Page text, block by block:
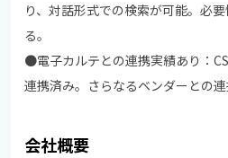
り、対話形式での検索が可能。必
る。
●電子カルテとの連携実績あり：
連携済み。さらなるベンダーとの連
会社概要